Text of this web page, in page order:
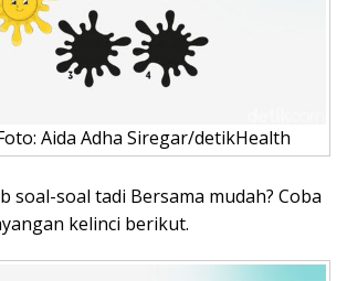
Aida Adha Siregar/detikHealth
soal-soal tadi Bersama mudah? Coba
kelinci berikut.